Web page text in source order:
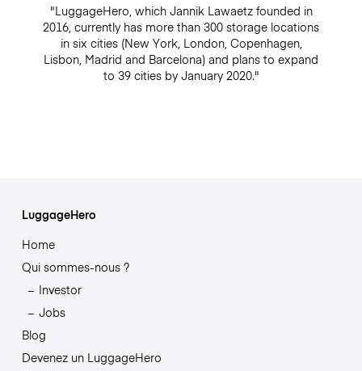
"LuggageHero, which Jannik Lawaetz founded in
2016, currently has more than 300 storage locations
in six cities (New York, London, Copenhagen,
Lisbon, Madrid and Barcelona) and plans to expand
to 39 cities by January 2020."
LuggageHero
Home
Qui sommes-nous ?
Investor
Jobs
Blog
Devenez un LuggageHero